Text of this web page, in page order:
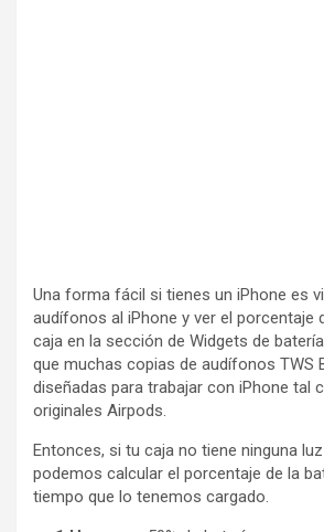
Una forma fácil si tienes un iPhone es
audífonos al iPhone y ver el porcentaje
caja en la sección de Widgets de
que muchas copias de audífonos TWS
diseñadas para trabajar con iPhone tal
originales Airpods.
Entonces, si tu caja no tiene ninguna
podemos calcular el porcentaje de la
tiempo que lo tenemos cargado.